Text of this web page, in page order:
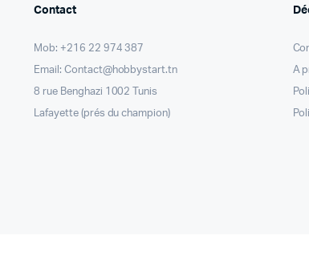
Contact
Mob: +216 22 974 387
Email: Contact@hobbystart.tn
8 rue Benghazi 1002 Tunis
Lafayette (prés du champion)
A